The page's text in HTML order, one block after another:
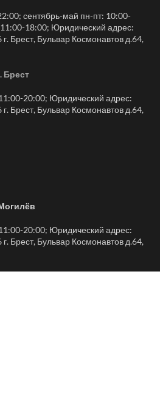
сентябрь-май пн-пт: 10:00-
18:00; Юридический адрес:
Брест, Бульвар Космонавтов д.64,
Брест
20:00; Юридический адрес:
Брест, Бульвар Космонавтов д.64,
20:00; Юридический адрес:
Брест, Бульвар Космонавтов д.64,